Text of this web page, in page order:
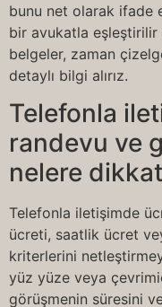
bunu net olarak ifade
bir avukatla
belgeler, zaman
detaylı bilgi alırız.
Telefonla
randevu ve
nelere
Telefonla iletişimde
ücreti, saatlik ücret
kriterlerini
yüz yüze veya
görüşmenin süresini